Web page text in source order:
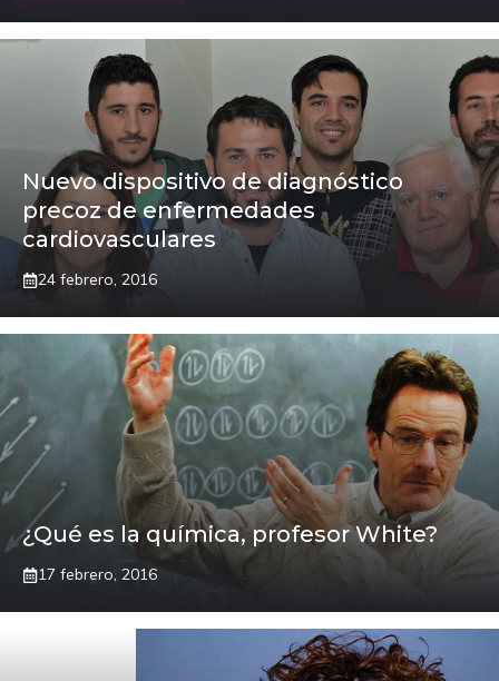
Nuevo dispositivo de diagnóstico
precoz de enfermedades
cardiovasculares
24 febrero, 2016
¿Qué es la química, profesor White?
17 febrero, 2016